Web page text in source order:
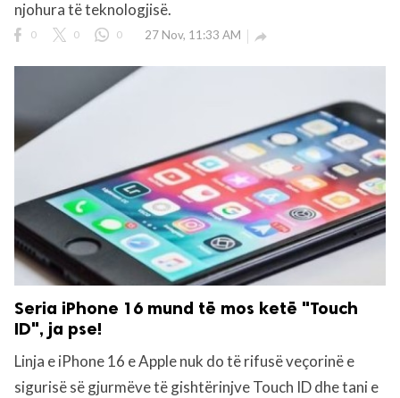
njohura të teknologjisë.
0 0 0 27 Nov, 11:33 AM 
Seria iPhone 16 mund të mos ketë "Touch
ID", ja pse!
Linja e iPhone 16 e Apple nuk do të rifusë veçorinë e
sigurisë së gjurmëve të gishtërinjve Touch ID dhe tani e